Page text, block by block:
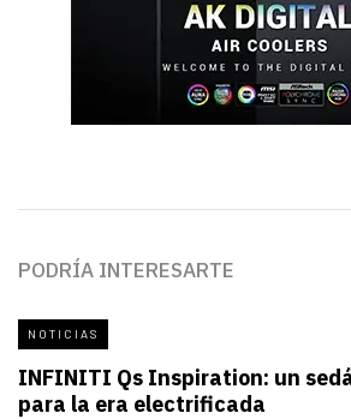
PODRÍA INTERESARTE
NOTICIAS
INFINITI Qs Inspiration: un
para la era electrificada